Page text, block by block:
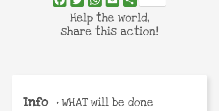
Info •WHAT will be done
Help the world,
share this action!